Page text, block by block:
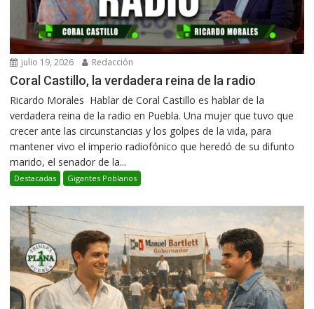
julio 19, 2026 Redacción
Coral Castillo, la verdadera reina de la radio
Ricardo Morales Hablar de Coral Castillo es hablar de la
verdadera reina de la radio en Puebla. Una mujer que tuvo que
crecer ante las circunstancias y los golpes de la vida, para
mantener vivo el imperio radiofónico que heredó de su difunto
marido, el senador de la...
Destacadas Gigantes Poblanos